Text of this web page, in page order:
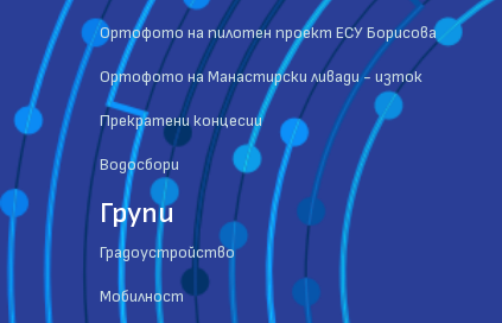
Ортофото на пилотен проект ЕСУ Борисова
Ортофото на Манастирски ливади - изток
Прекратени концесии
Водосбори
Групи
Градоустройство
Мобилност